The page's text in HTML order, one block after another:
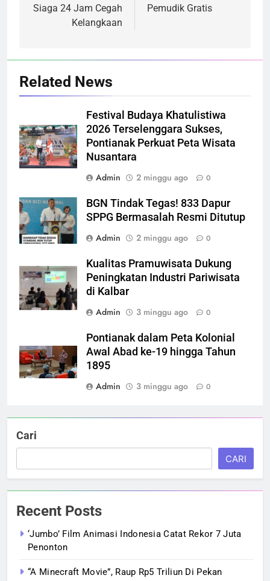
Siaga 24 Jam Cegah
Kelangkaan
Pemudik Gratis
Related News
Festival Budaya Khatulistiwa
2026 Terselenggara Sukses,
Pontianak Perkuat Peta Wisata
Nusantara
Admin
2 minggu ago 0
BGN Tindak Tegas! 833 Dapur
SPPG Bermasalah Resmi Ditutup
Admin
2 minggu ago 0
Kualitas Pramuwisata Dukung
Peningkatan Industri Pariwisata
di Kalbar
Admin
3 minggu ago 0
Pontianak dalam Peta Kolonial
Awal Abad ke-19 hingga Tahun
1895
Admin
3 minggu ago 0
Cari
CARI
Recent Posts
‘Jumbo’ Film Animasi Indonesia Catat Rekor 7 Juta
Penonton
“A Minecraft Movie”, Raup Rp5 Triliun Di Pekan